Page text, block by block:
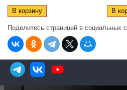
В корзину
В
Поделитесь страницей в социальных